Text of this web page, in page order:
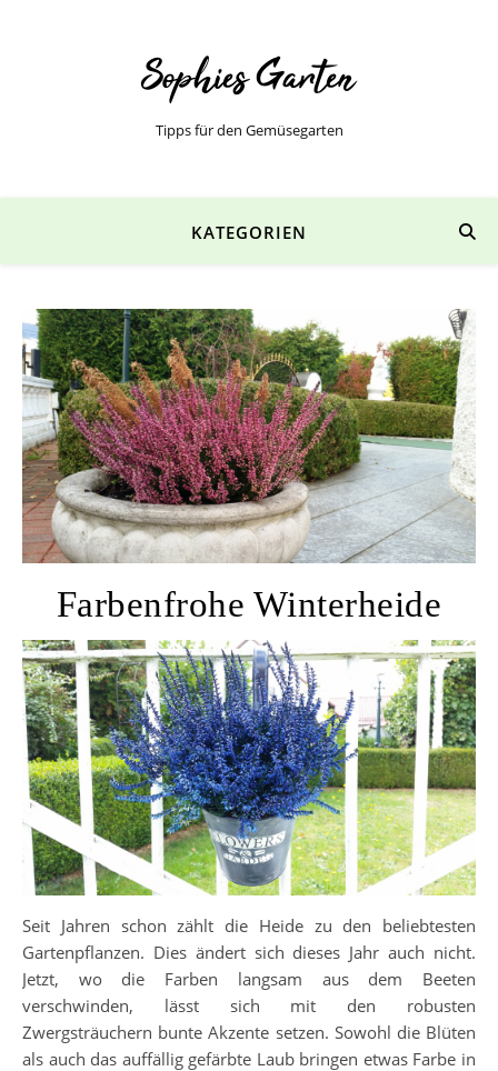
Tipps für den Gemüsegarten
KATEGORIEN
Farbenfrohe Winterheide
Seit Jahren schon zählt die Heide zu den beliebtesten
Gartenpflanzen. Dies ändert sich dieses Jahr auch nicht.
Jetzt, wo die Farben langsam aus dem Beeten
verschwinden, lässt sich mit den robusten
Zwergsträuchern bunte Akzente setzen. Sowohl die Blüten
als auch das auffällig gefärbte Laub bringen etwas Farbe in